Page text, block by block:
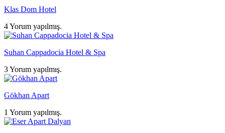
Klas Dom Hotel
4 Yorum yapılmış.
Suhan Cappadocia Hotel & Spa
3 Yorum yapılmış.
Gökhan Apart
1 Yorum yapılmış.